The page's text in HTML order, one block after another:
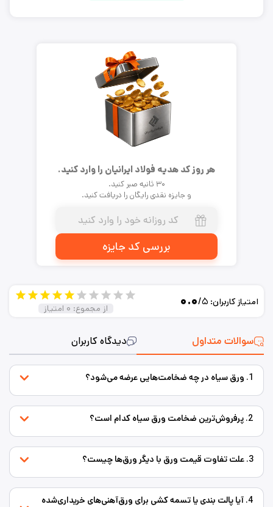
هر روز کد هدیه فولاد ایرانیان را وارد کنید.
۳۰ ثانیه صبر کنید.
و جایزه نقدی رایگان را دریافت کنید.
بررسی کد جایزه
سوالات متداول دیدگاه کاربران
امتیاز کاربران: ۰.۰/۵
از مجموع: ۰ امتیاز
1. ورق سیاه در چه ضخامت‌هایی عرضه می‌شود؟
2. پرفروش‌ترین ضخامت ورق سیاه کدام است؟
3. علت تفاوت قیمت ورق با دیگر ورق‌ها چیست؟
4. آیا پالت بندی یا تسمه کشی برای ورق‌‌آهنی‌های خریداری‌شده